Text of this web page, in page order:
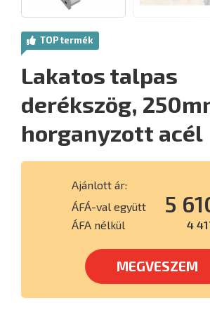
TOP termék
Lakatos talpas
derékszög,
horganyzott acél
Ajánlott ár:
ÁFÁ-val együtt
5
ÁFA nélkül 4
MEGVESZEM